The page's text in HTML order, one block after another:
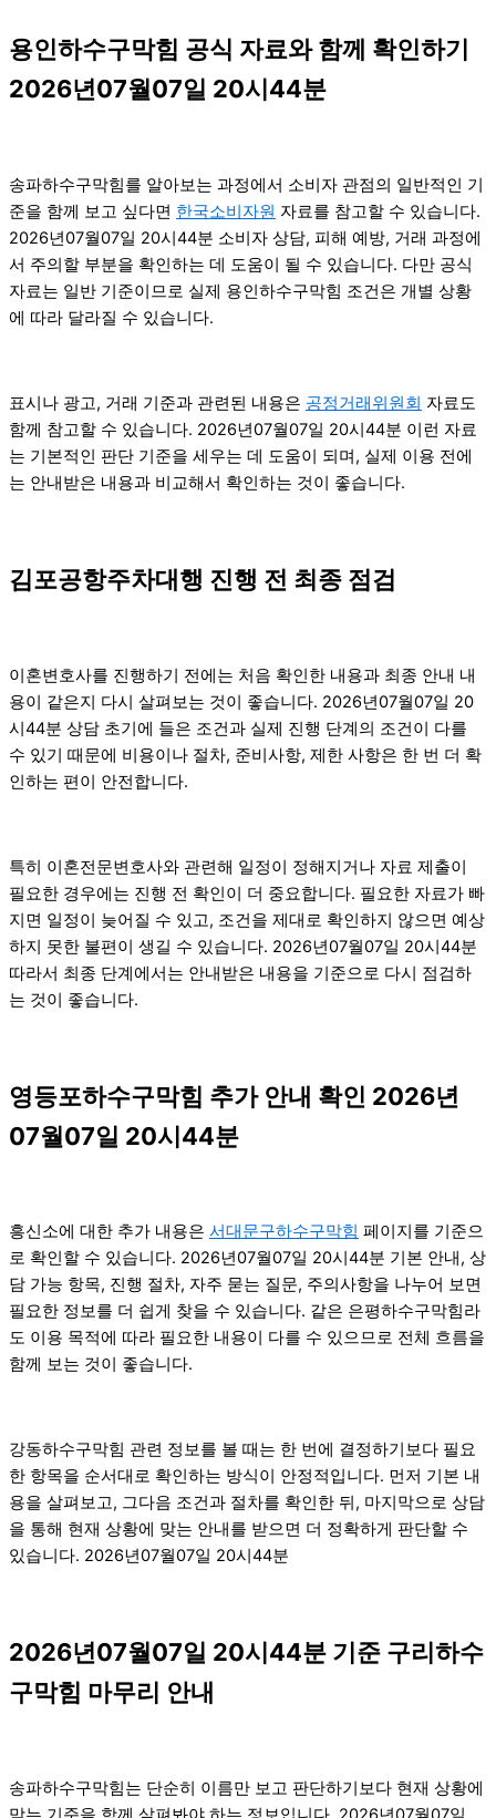
용인하수구막힘 공식 자료와 함께 확인하기
2026년07월07일 20시44분
송파하수구막힘를 알아보는 과정에서 소비자 관점의 일반적인 기
준을 함께 보고 싶다면 한국소비자원 자료를 참고할 수 있습니다.
2026년07월07일 20시44분 소비자 상담, 피해 예방, 거래 과정에
서 주의할 부분을 확인하는 데 도움이 될 수 있습니다. 다만 공식
자료는 일반 기준이므로 실제 용인하수구막힘 조건은 개별 상황
에 따라 달라질 수 있습니다.
표시나 광고, 거래 기준과 관련된 내용은 공정거래위원회 자료도
함께 참고할 수 있습니다. 2026년07월07일 20시44분 이런 자료
는 기본적인 판단 기준을 세우는 데 도움이 되며, 실제 이용 전에
는 안내받은 내용과 비교해서 확인하는 것이 좋습니다.
김포공항주차대행 진행 전 최종 점검
이혼변호사를 진행하기 전에는 처음 확인한 내용과 최종 안내 내
용이 같은지 다시 살펴보는 것이 좋습니다. 2026년07월07일 20
시44분 상담 초기에 들은 조건과 실제 진행 단계의 조건이 다를
수 있기 때문에 비용이나 절차, 준비사항, 제한 사항은 한 번 더 확
인하는 편이 안전합니다.
특히 이혼전문변호사와 관련해 일정이 정해지거나 자료 제출이
필요한 경우에는 진행 전 확인이 더 중요합니다. 필요한 자료가 빠
지면 일정이 늦어질 수 있고, 조건을 제대로 확인하지 않으면 예상
하지 못한 불편이 생길 수 있습니다. 2026년07월07일 20시44분
따라서 최종 단계에서는 안내받은 내용을 기준으로 다시 점검하
는 것이 좋습니다.
영등포하수구막힘 추가 안내 확인 2026년
07월07일 20시44분
흥신소에 대한 추가 내용은 서대문구하수구막힘 페이지를 기준으
로 확인할 수 있습니다. 2026년07월07일 20시44분 기본 안내, 상
담 가능 항목, 진행 절차, 자주 묻는 질문, 주의사항을 나누어 보면
필요한 정보를 더 쉽게 찾을 수 있습니다. 같은 은평하수구막힘라
도 이용 목적에 따라 필요한 내용이 다를 수 있으므로 전체 흐름을
함께 보는 것이 좋습니다.
강동하수구막힘 관련 정보를 볼 때는 한 번에 결정하기보다 필요
한 항목을 순서대로 확인하는 방식이 안정적입니다. 먼저 기본 내
용을 살펴보고, 그다음 조건과 절차를 확인한 뒤, 마지막으로 상담
을 통해 현재 상황에 맞는 안내를 받으면 더 정확하게 판단할 수
있습니다. 2026년07월07일 20시44분
2026년07월07일 20시44분 기준 구리하수
구막힘 마무리 안내
송파하수구막힘는 단순히 이름만 보고 판단하기보다 현재 상황에